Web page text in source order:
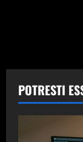
POTRESTI